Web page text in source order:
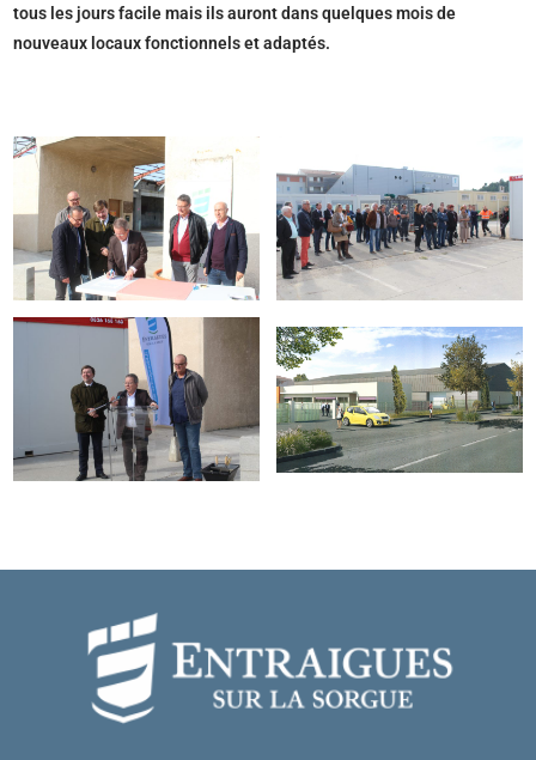
tous les jours facile mais ils auront dans quelques mois de
nouveaux locaux fonctionnels et adaptés.